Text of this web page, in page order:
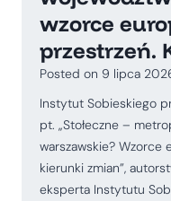
wzorce
przestrzeń.
Posted on 9 lipca
Instytut Sobieskiego
pt. „Stołeczne –
warszawskie? Wzorce
kierunki zmian”,
eksperta Instytutu